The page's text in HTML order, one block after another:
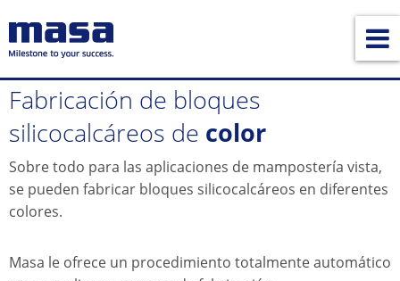
Fabricación de bloques
silicocalcáreos de color
Sobre todo para las aplicaciones de mampostería vista,
se pueden fabricar bloques silicocalcáreos en diferentes
colores.
Masa le ofrece un procedimiento totalmente automático